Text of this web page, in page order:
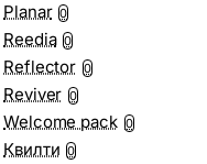
Planar 0
Reedia 0
Reflector 0
Reviver 0
Welcome pack 0
Квилти 0